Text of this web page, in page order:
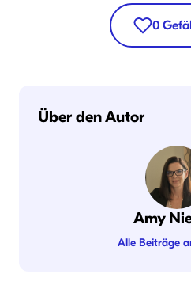
0
Über den Autor
Amy
Alle Beiträge